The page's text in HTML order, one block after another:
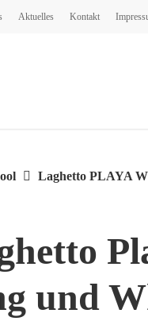
Aktuelles Kontakt
Laghetto PLAYA
und